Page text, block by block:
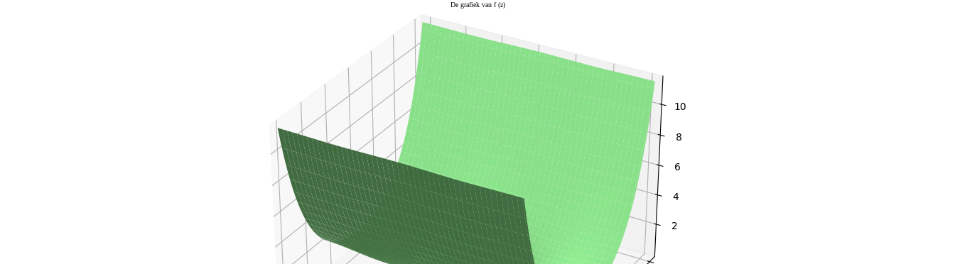
De grafiek van f (z)